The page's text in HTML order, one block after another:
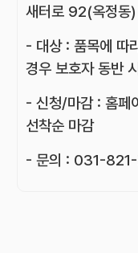
새터로 92(옥정동)
- 대상 : 품목에 따
경우 보호자 동반
- 신청/마감 : 홈페
선착순 마감
- 문의 : 031-